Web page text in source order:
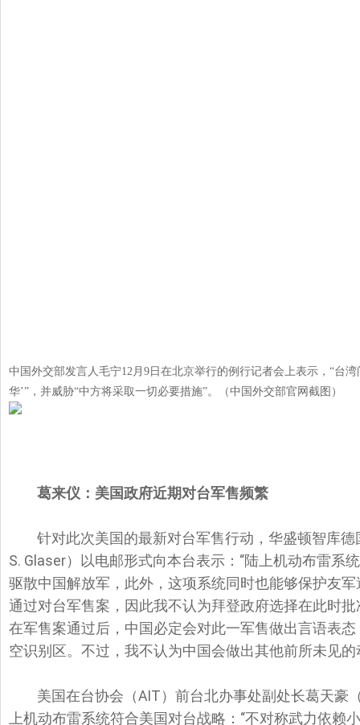
中国外交部发言人毛宁12月9日在北京举行的例行记者会上表示，“台
华’”，并威胁“中方将采取一切必要措施”。（中国外交部官网截图）
葛来仪：美国政府近期对台军售频繁
针对此次美国的最新对台军售行动，华盛顿智库
S. Glaser）以电邮形式向本台表示：“陆上机动布雷系
驱散中国解放军，此外，这项系统同时也能够保护友
通过对台军售案，因此我不认为拜登政府选择在此时
在军售案通过后，中国必定会对此一军售做出言语表
空识别区。不过，我不认为中国会做出其他前所未见的
美国在台协会（AIT）前台北办事处副处长葛天豪
上机动布雷系统符合美国对台战略：“不对称武力依赖